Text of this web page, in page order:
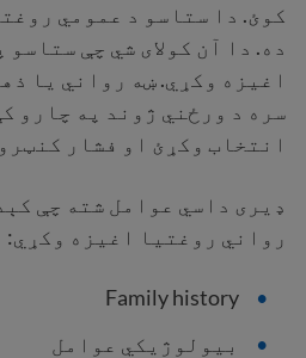
کوئ. دا ستاسو د عمومي
ده. دا آن کولای شي چې
اغیزه وکړي. ښه رواني يا
سره د ورځني ژوند په چارو
انتخاب وکړئ او فشار
ډیری داسي عوامل شته چې
رواني روغتیا اغیزه وکړي:
Family history
بیولوژیکي عوامل